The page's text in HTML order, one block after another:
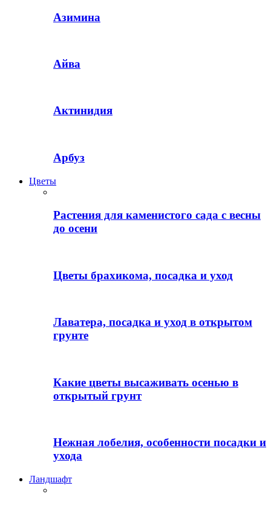
Азимина
Айва
Актинидия
Арбуз
Цветы
Растения для каменистого сада с весны
до осени
Цветы брахикома, посадка и уход
Лаватера, посадка и уход в открытом
грунте
Какие цветы высаживать осенью в
открытый грунт
Нежная лобелия, особенности посадки и
ухода
Ландшафт